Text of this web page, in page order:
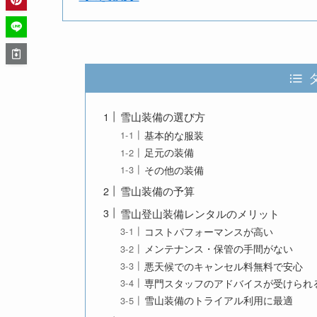
雪山装備の選び方
基本的な服装
足元の装備
その他の装備
雪山装備の予算
雪山登山装備レンタルのメリット
コストパフォーマンスが高い
メンテナンス・保管の手間がない
悪天候でのキャンセル料無料で安心
専門スタッフのアドバイスが受けられ
雪山装備のトライアル利用に最適